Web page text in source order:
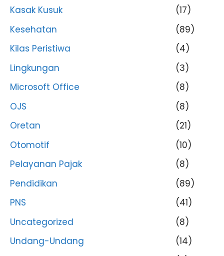
Kasak Kusuk
(17)
Kesehatan
(89)
Kilas Peristiwa
(4)
Lingkungan
(3)
Microsoft Office
(8)
OJS
(8)
Oretan
(21)
Otomotif
(10)
Pelayanan Pajak
(8)
Pendidikan
(89)
PNS
(41)
Uncategorized
(8)
Undang-Undang
(14)